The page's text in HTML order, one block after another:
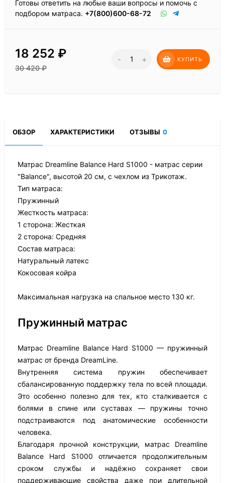
Готовы ответить на любые ваши вопросы и помочь с
подбором матраса. +7(800)600-68-72
18 252 ₽
30 420₽
- + КУПИТЬ
ОБЗОР ХАРАКТЕРИСТИКИ ОТЗЫВЫ 0
Матрас Dreamline Balance Hard S1000 - матрас серии
"Balance", высотой 20 см, с чехлом из Трикотаж.
Тип матраса:
Пружинный
Жесткость матраса:
1 сторона: Жесткая
2 сторона: Средняя
Состав матраса:
Натуральный латекс
Кокосовая койра
Максимальная нагрузка на спальное место 130 кг.
Пружинный матрас
Матрас Dreamline Balance Hard S1000 — пружинный
матрас от бренда DreamLine.
Внутренняя система пружин обеспечивает
сбалансированную поддержку тела по всей площади.
Это особенно полезно для тех, кто сталкивается с
болями в спине или суставах — пружины точно
подстраиваются под анатомические особенности
человека.
Благодаря прочной конструкции, матрас Dreamline
Balance Hard S1000 отличается продолжительным
сроком службы и надёжно сохраняет свои
поддерживающие свойства даже при длительной